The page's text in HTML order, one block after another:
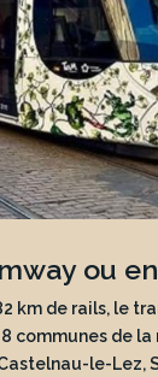
ou
km de rails, le
communes de la
le-Lez,